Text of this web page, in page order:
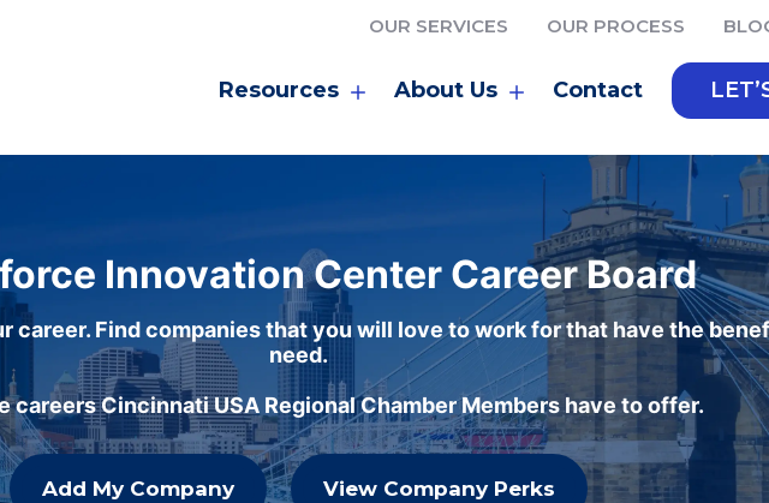
OUR SERVICES OUR PROCESS
Resources About Us Contact
Innovation Center Career Board
career. Find companies that you will love to work for that have the
need.
careers Cincinnati USA Regional Chamber Members have to offer.
Add My Company View Company Perks